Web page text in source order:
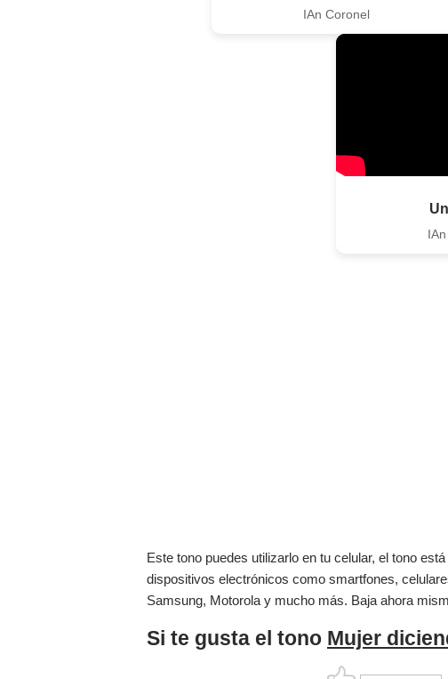
IAn Coronel
Este tono puedes utilizarlo en tu celular, el tono
dispositivos electrónicos como smartfones,
Samsung, Motorola y mucho más. Baja ahora
Si te gusta el tono Mujer